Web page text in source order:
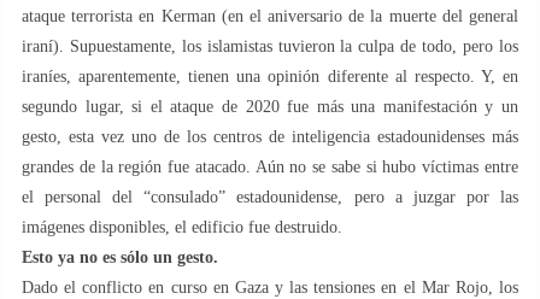
ataque terrorista en Kerman (en el aniversario de la muerte del general
iraní). Supuestamente, los islamistas tuvieron la culpa de todo, pero los
iraníes, aparentemente, tienen una opinión diferente al respecto. Y, en
segundo lugar, si el ataque de 2020 fue más una manifestación y un
gesto, esta vez uno de los centros de inteligencia estadounidenses más
grandes de la región fue atacado. Aún no se sabe si hubo víctimas entre
el personal del “consulado” estadounidense, pero a juzgar por las
imágenes disponibles, el edificio fue destruido.
Esto ya no es sólo un gesto.
Dado el conflicto en curso en Gaza y las tensiones en el Mar Rojo, los